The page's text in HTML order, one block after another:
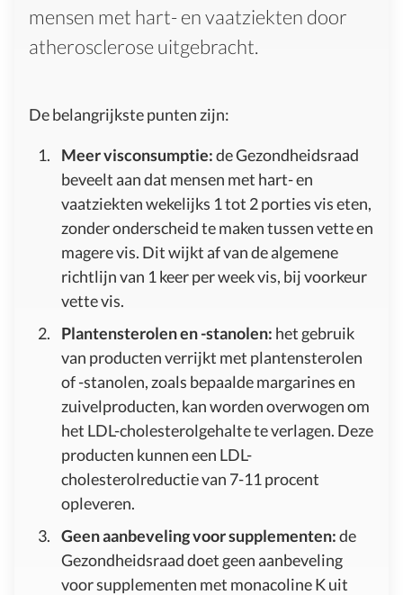
mensen met hart- en vaatziekten door
atherosclerose uitgebracht.
De belangrijkste punten zijn:
Meer visconsumptie:de Gezondheidsraad
beveelt aan dat mensen met hart- en
vaatziekten wekelijks 1 tot 2 porties vis eten,
zonder onderscheid te maken tussen vette en
magere vis. Dit wijkt af van de algemene
richtlijn van 1 keer per week vis, bij voorkeur
vette vis.
Plantensterolen en -stanolen: het gebruik
van producten verrijkt met plantensterolen
of -stanolen, zoals bepaalde margarines en
zuivelproducten, kan worden overwogen om
het LDL-cholesterolgehalte te verlagen. Deze
producten kunnen een LDL-
cholesterolreductie van 7-11 procent
opleveren.
Geen aanbeveling voor supplementen:de
Gezondheidsraad doet geen aanbeveling
voor supplementen met monacoline K uit